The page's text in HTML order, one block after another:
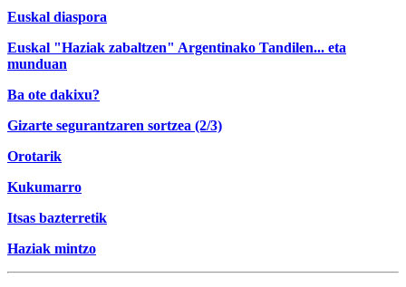
Euskal diaspora
Euskal "Haziak zabaltzen" Argentinako Tandilen... eta
munduan
Ba ote dakixu?
Gizarte segurantzaren sortzea (2/3)
Orotarik
Kukumarro
Itsas bazterretik
Haziak mintzo